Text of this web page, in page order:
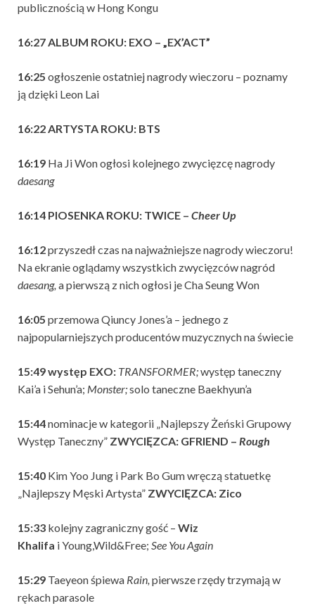
publicznością w Hong Kongu
16:27 ALBUM ROKU: EXO – „EX’ACT”
16:25 ogłoszenie ostatniej nagrody wieczoru – poznamy
ją dzięki Leon Lai
16:22 ARTYSTA ROKU: BTS
16:19 Ha Ji Won ogłosi kolejnego zwycięzcę nagrody
daesang
16:14 PIOSENKA ROKU: TWICE – Cheer Up
16:12przyszedł czas na najważniejsze nagrody wieczoru!
Na ekranie oglądamy wszystkich zwycięzców nagród
daesang, a pierwszą z nich ogłosi je Cha Seung Won
16:05 przemowa Qiuncy Jones’a – jednego z
najpopularniejszych producentów muzycznych na świecie
15:49występ EXO: TRANSFORMER;występ taneczny
Kai’a i Sehun’a; Monster;solo taneczne Baekhyun’a
15:44nominacje w kategorii „Najlepszy Żeński Grupowy
Występ Taneczny” ZWYCIĘZCA: GFRIEND – Rough
15:40 Kim Yoo Jung i Park Bo Gum wręczą statuetkę
„Najlepszy Męski Artysta” ZWYCIĘZCA: Zico
15:33 kolejny zagraniczny gość – Wiz
Khalifa iYoung,Wild&Free; See You Again
15:29 Taeyeon śpiewa Rain, pierwsze rzędy trzymają w
rękach parasole